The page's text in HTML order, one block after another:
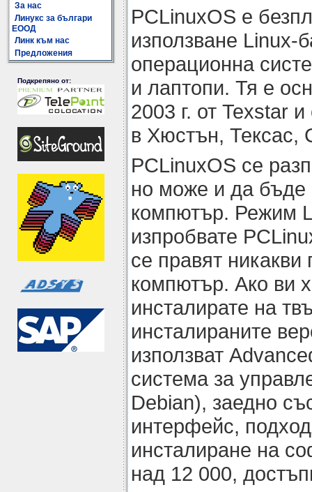
За нас
Линукс за българи
ЕООД
Линк към нас
Предложения
Подкрепяно от:
PCLinuxOS е
използване Linux-
операционна
и лаптопи. Тя е
2003 г. от Texstar
в Хюстън,
PCLinuxOS се
но може и да бъде
компютър. Режим
изпробвате
се правят
компютър. Ако ви
инсталирате на
инсталираните
използват
система за
Debian), заедно
интерфейс,
инсталиране на
над 12 000,